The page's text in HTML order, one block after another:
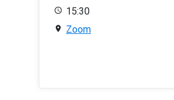
15:30
Zoom